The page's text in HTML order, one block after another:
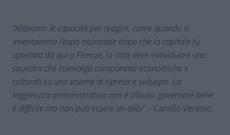
“Abbiamo le capacità per reagire, come quando ci
inventammo l’expo nazionale dopo che la capitale fu
spostata da qui a Firenze, la città deve individuare una
squadra che coinvolga componenti economiche e
culturali su una visione di ripresa e sviluppo. La
leggerezza amministrativa non è d’aiuto, governare bene
è difficile ma non può essere un alibi”– Camillo Venesio.